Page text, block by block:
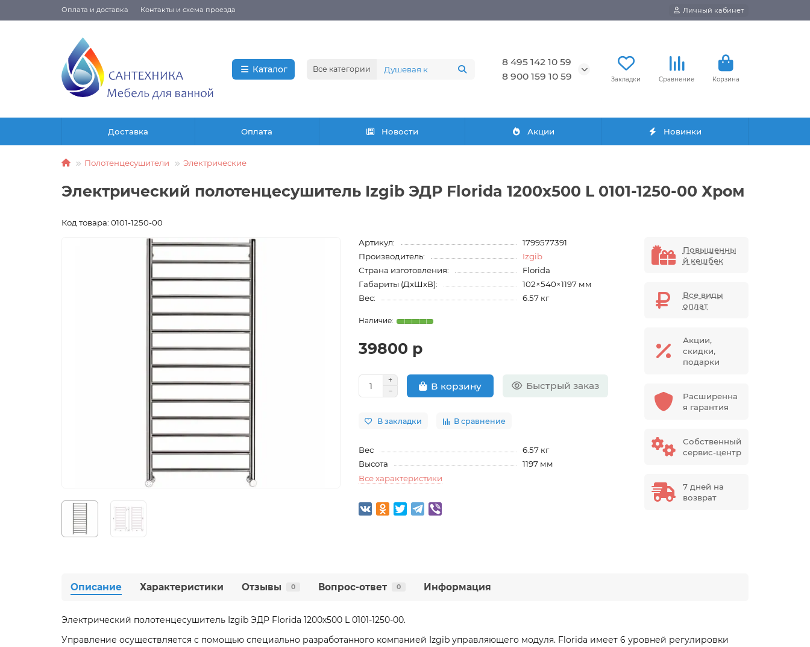
Оплата и доставка Контакты и схема проезда Личный кабинет
Каталог Все категории
8 495 142 10 59
8 900 159 10 59
Закладки Сравнение Корзина
Доставка Оплата Новости Акции Новинки
Полотенцесушители Электрические
Электрический полотенцесушитель Izgib ЭДР Florida 1200х500 L 0101-1250-00 Хром
Код товара: 0101-1250-00
Артикул:
1799577391
Производитель:
Izgib
Страна изготовления:
Florida
Габариты (ДхШхВ):
102×540×1197 мм
Вес:
6.57 кг
39800 р
В корзину Быстрый заказ
В закладки В сравнение
Вес
6.57 кг
Высота
1197 мм
Все характеристики
Повышенны
й кешбек
Все виды
оплат
Акции,
скидки,
подарки
Расширенна
я гарантия
Собственный
сервис-центр
7 дней на
возврат
Описание Характеристики Отзывы 0 Вопрос-ответ 0 Информация
Электрический полотенцесушитель Izgib ЭДР Florida 1200х500 L 0101-1250-00.
Управление осуществляется с помощью специально разработанного компанией Izgib управляющего модуля. Florida имеет 6 уровней регулировки